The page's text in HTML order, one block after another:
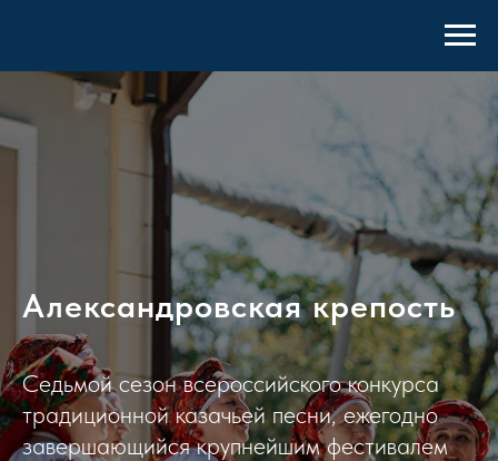
Александровская крепость
Седьмой сезон всероссийского конкурса
традиционной казачьей песни, ежегодно
завершающийся крупнейшим фестивалем